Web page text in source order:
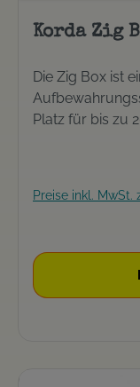
Korda Zig
Die Zig Box ist
Platz für bis zu
Material
Preise inkl. MwSt.